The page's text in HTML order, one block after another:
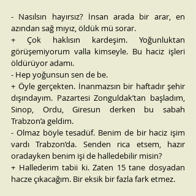
- Nasılsın hayırsız? İnsan arada bir arar, en
azından sağ mıyız, öldük mü sorar.
+ Çok haklısın kardeşim. Yoğunluktan
görüşemiyorum valla kimseyle. Bu haciz işleri
öldürüyor adamı.
- Hep yoğunsun sen de be.
+ Öyle gerçekten. İnanmazsın bir haftadır şehir
dışındayım. Pazartesi Zonguldak’tan başladım,
Sinop, Ordu, Giresun derken bu sabah
Trabzon’a geldim.
- Olmaz böyle tesadüf. Benim de bir haciz işim
vardı Trabzon’da. Senden rica etsem, hazır
oradayken benim işi de halledebilir misin?
+ Hallederim tabii ki. Zaten 15 tane dosyadan
hacze çıkacağım. Bir eksik bir fazla fark etmez.